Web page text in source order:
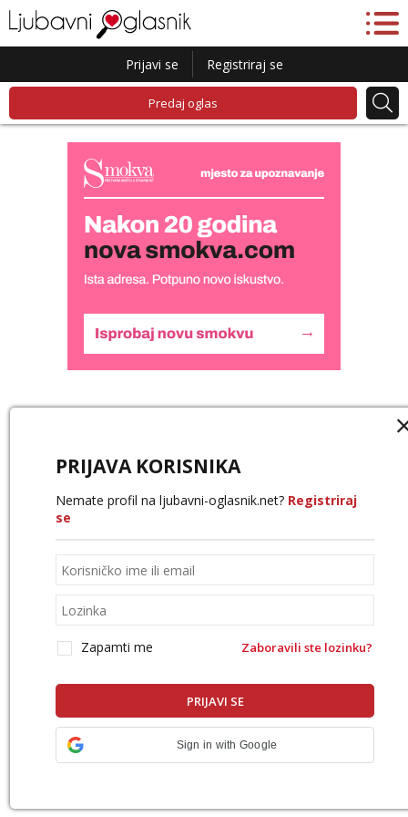
Prijavi se Registriraj se
Predaj oglas
PRIJAVA KORISNIKA
Nemate profil na ljubavni-oglasnik.net? Registriraj
se
Zapamti me Zaboravili ste lozinku?
Sign in with Google